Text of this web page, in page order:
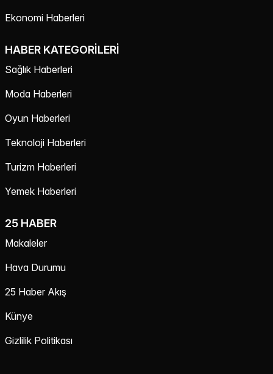
Ekonomi Haberleri
HABER KATEGORILERI
Sağlık Haberleri
Moda Haberleri
Oyun Haberleri
Teknoloji Haberleri
Turizm Haberleri
Yemek Haberleri
25 HABER
Makaleler
Hava Durumu
25 Haber Akış
Künye
Gizlilik Politikası